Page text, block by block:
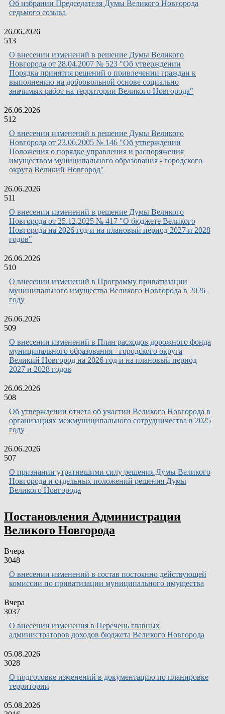
Об избрании Председателя Думы Великого Новгорода
седьмого созыва
26.06.2026
513
О внесении изменений в решение Думы Великого
Новгорода от 28.04.2007 № 523 "Об утверждении
Порядка принятия решений о привлечении граждан к
выполнению на добровольной основе социально
значимых работ на территории Великого Новгорода"
26.06.2026
512
О внесении изменений в решение Думы Великого
Новгорода от 23.06.2005 № 146 "Об утверждении
Положения о порядке управления и распоряжения
имуществом муниципального образования - городского
округа Великий Новгород"
26.06.2026
511
О внесении изменений в решение Думы Великого
Новгорода от 25.12.2025 № 417 "О бюджете Великого
Новгорода на 2026 год и на плановый период 2027 и 2028
годов"
26.06.2026
510
О внесении изменений в Программу приватизации
муниципального имущества Великого Новгорода в 2026
году
26.06.2026
509
О внесении изменений в План расходов дорожного фонда
муниципального образования - городского округа
Великий Новгород на 2026 год и на плановый период
2027 и 2028 годов
26.06.2026
508
Об утверждении отчета об участии Великого Новгорода в
организациях межмуниципального сотрудничества в 2025
году
26.06.2026
507
О признании утратившими силу решения Думы Великого
Новгорода и отдельных положений решения Думы
Великого Новгорода
Постановления Администрации
Великого Новгорода
Вчера
3048
О внесении изменений в состав постоянно действующей
комиссии по приватизации муниципального имущества
Вчера
3037
О внесении изменения в Перечень главных
администраторов доходов бюджета Великого Новгорода
05.08.2026
3028
О подготовке изменений в документацию по планировке
территории
05.08.2026